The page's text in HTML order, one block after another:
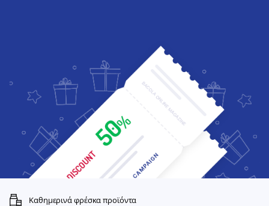
Καθημερινά φρέσκα προϊόντα